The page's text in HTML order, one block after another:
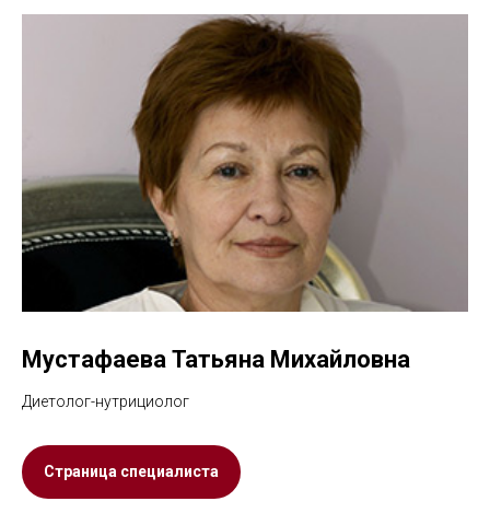
Мустафаева Татьяна Михайловна
Диетолог-нутрициолог
Страница специалиста